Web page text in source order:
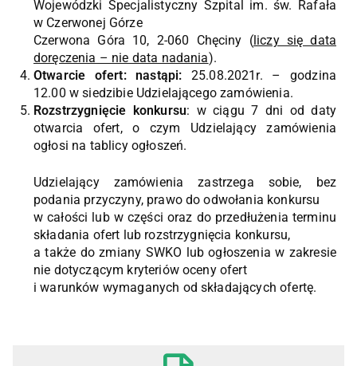
Wojewódzki Specjalistyczny Szpital im. św. Rafała
w Czerwonej Górze
Czerwona Góra 10, 2-060 Chęciny (liczy się data
doręczenia – nie data nadania).
Otwarcie ofert: nastąpi: 25.08.2021r. – godzina
12.00 w siedzibie Udzielającego zamówienia.
Rozstrzygnięcie konkursu: w ciągu 7 dni od daty
otwarcia ofert, o czym Udzielający zamówienia
ogłosi na tablicy ogłoszeń.
Udzielający zamówienia zastrzega sobie, bez
podania przyczyny, prawo do odwołania konkursu
w całości lub w części oraz do przedłużenia terminu
składania ofert lub rozstrzygnięcia konkursu,
a także do zmiany SWKO lub ogłoszenia w zakresie
nie dotyczącym kryteriów oceny ofert
i warunków wymaganych od składających ofertę.